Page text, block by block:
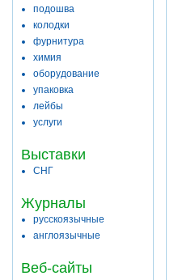
подошва
колодки
фурнитура
химия
оборудование
упаковка
лейбы
услуги
Выставки
СНГ
Журналы
русскоязычные
англоязычные
Веб-сайты